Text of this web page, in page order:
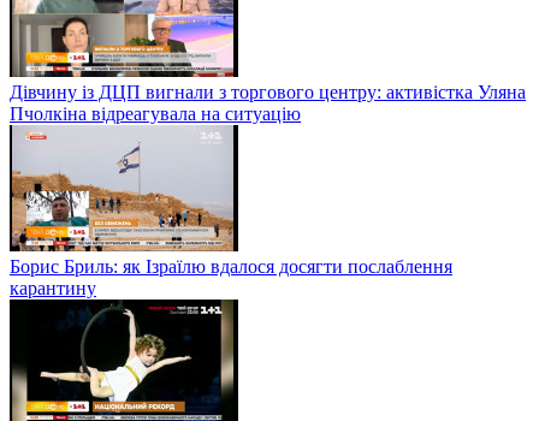
Дівчину із ДЦП вигнали з торгового центру: активістка Уляна
Пчолкіна відреагувала на ситуацію
Борис Бриль: як Ізраїлю вдалося досягти послаблення
карантину